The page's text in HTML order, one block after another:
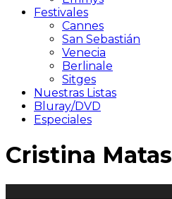
Festivales
Cannes
San Sebastián
Venecia
Berlinale
Sitges
Nuestras Listas
Bluray/DVD
Especiales
Cristina Matas